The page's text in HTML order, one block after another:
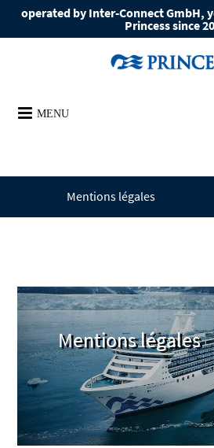
operated by Inter-Connect GmbH,
Princess since
MENU
Mentions légales
Mentions légales